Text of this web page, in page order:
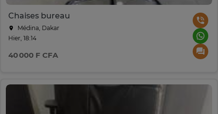
Chaises bureau
Médina, Dakar
Hier, 18:14
40 000 F CFA